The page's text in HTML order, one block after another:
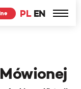
PL EN